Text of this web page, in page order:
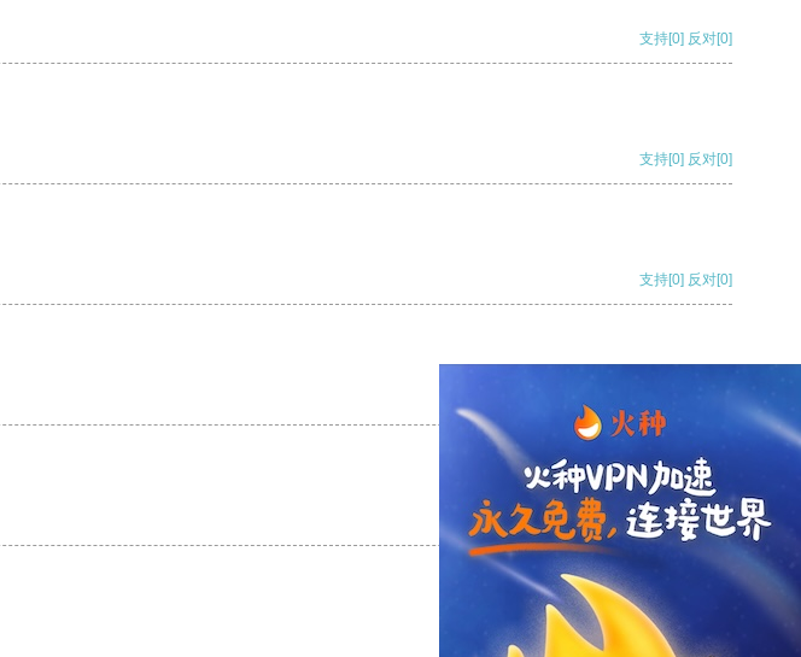
支持[0] 反对[0]
支持[0] 反对[0]
支持[0] 反对[0]
支持[0] 反对[0]
支持[0] 反对